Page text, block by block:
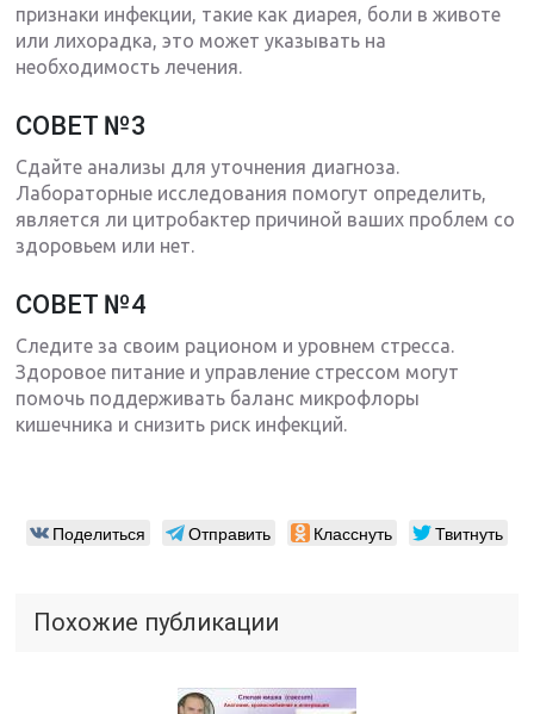
признаки инфекции, такие как диарея, боли в животе
или лихорадка, это может указывать на
необходимость лечения.
СОВЕТ №3
Сдайте анализы для уточнения диагноза.
Лабораторные исследования помогут определить,
является ли цитробактер причиной ваших проблем со
здоровьем или нет.
СОВЕТ №4
Следите за своим рационом и уровнем стресса.
Здоровое питание и управление стрессом могут
помочь поддерживать баланс микрофлоры
кишечника и снизить риск инфекций.
Поделиться Отправить Класснуть Твитнуть
Похожие публикации